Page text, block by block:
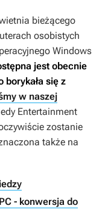
bieżącego
osobistych
Windows
jest obecnie
się z
w naszej
Entertainment
zostanie
także na
- konwersja do